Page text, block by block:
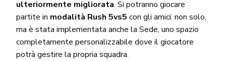
ulteriormente migliorata. Si potranno giocare
partite in modalità Rush 5vs5 con gli amici: non solo,
ma è stata implementata anche la Sede, uno spazio
completamente personalizzabile dove il giocatore
potrà gestire la propria squadra.